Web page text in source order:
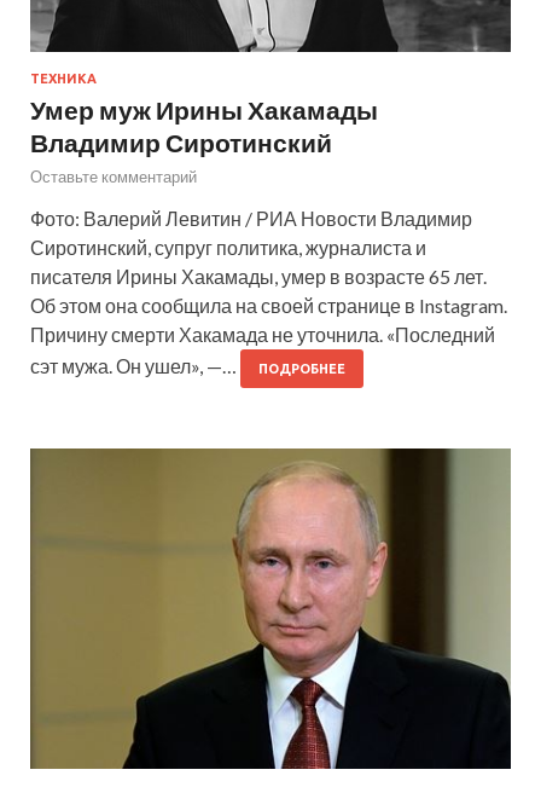
ТЕХНИКА
Умер муж Ирины Хакамады
Владимир Сиротинский
Оставьте комментарий
Фото: Валерий Левитин / РИА Новости Владимир
Сиротинский, супруг политика, журналиста и
писателя Ирины Хакамады, умер в возрасте 65 лет.
Об этом она сообщила на своей странице в Instagram.
Причину смерти Хакамада не уточнила. «Последний
сэт мужа. Он ушел», —…
ПОДРОБНЕЕ